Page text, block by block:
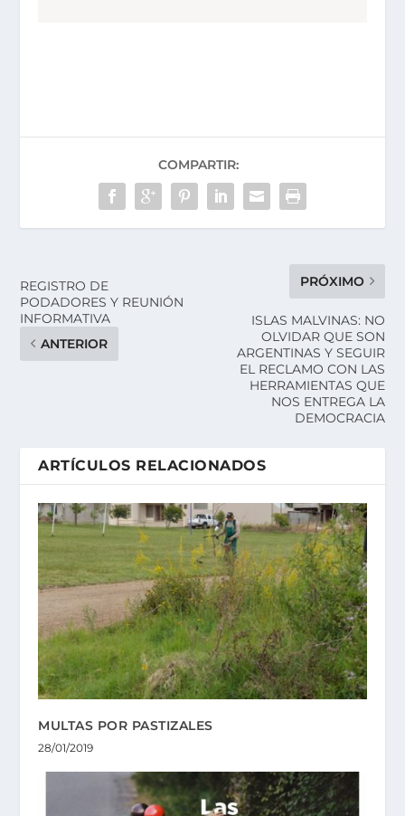
COMPARTIR:
REGISTRO DE
PODADORES Y REUNIÓN
INFORMATIVA
ANTERIOR
PRÓXIMO
ISLAS MALVINAS: NO
OLVIDAR QUE SON
ARGENTINAS Y SEGUIR
EL RECLAMO CON LAS
HERRAMIENTAS QUE
NOS ENTREGA LA
DEMOCRACIA
ARTÍCULOS RELACIONADOS
MULTAS POR PASTIZALES
28/01/2019